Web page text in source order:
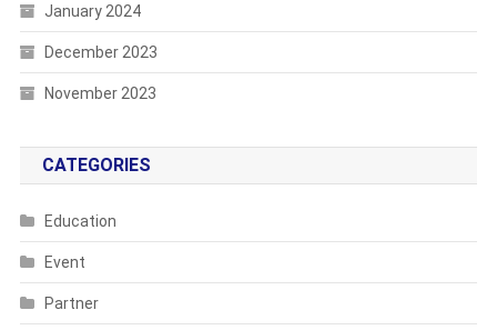
January 2024
December 2023
November 2023
CATEGORIES
Education
Event
Partner